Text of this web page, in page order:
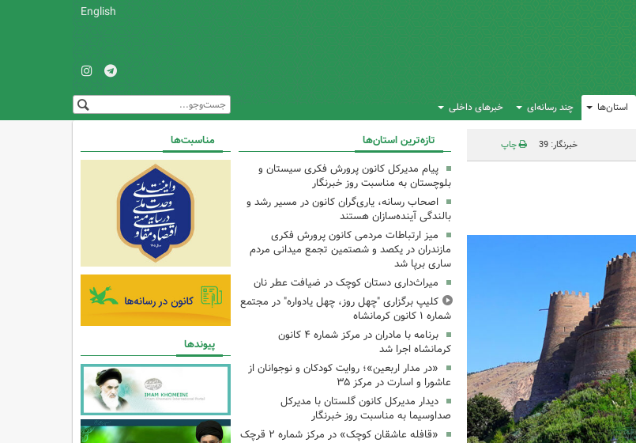
English
استان‌ها چند رسانه‌ای خبرهای داخلی
خبرنگار: 39 چاپ تازه‌ترین استان‌ها
پیام مدیرکل کانون پرورش فکری سیستان و
بلوچستان به مناسبت روز خبرنگار
اصحاب رسانه، یاری‌گران کانون در مسیر رشد و
بالندگی آینده‌سازان هستند
میز ارتباطات مردمی کانون پرورش فکری
مازندران در یکصد و شصتمین تجمع میدانی مردم
ساری برپا شد
میراث‌داری دستان کوچک در ضیافت عطر نان
کلیپ برگزاری "چهل روز، چهل یادواره" در مجتمع
شماره ۱ کانون کرمانشاه
برنامه با مادران در مرکز شماره ۴ کانون
کرمانشاه اجرا شد
«در مدار اربعین»؛ روایت کودکان و نوجوانان از
عاشورا و اسارت در مرکز ۳۵
دیدار مدیرکل کانون گلستان با مدیرکل
صداوسیما به مناسبت روز خبرنگار
«قافله عاشقان کوچک» در مرکز شماره ۲ قرچک
مناسبت‌ها
پیوندها